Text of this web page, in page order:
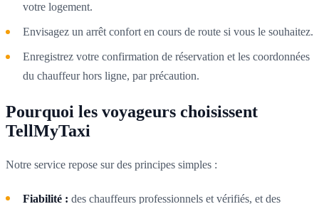
votre logement.
Envisagez un arrêt confort en cours de route si vous le souhaitez.
Enregistrez votre confirmation de réservation et les coordonnées
du chauffeur hors ligne, par précaution.
Pourquoi les voyageurs choisissent
TellMyTaxi
Notre service repose sur des principes simples :
Fiabilité : des chauffeurs professionnels et vérifiés, et des